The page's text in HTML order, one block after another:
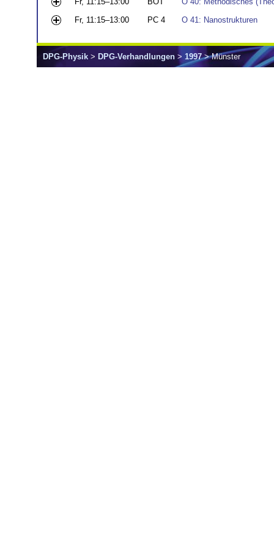
Fr, 11:15–13:00
PC 4 O 41: Nanostrukturen
DPG-Physik > DPG-Verhandlungen > 1997> Münster